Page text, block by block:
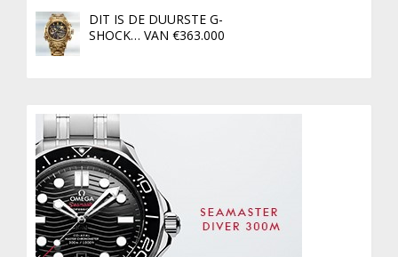
DIT IS DE DUURSTE G-
SHOCK… VAN €363.000